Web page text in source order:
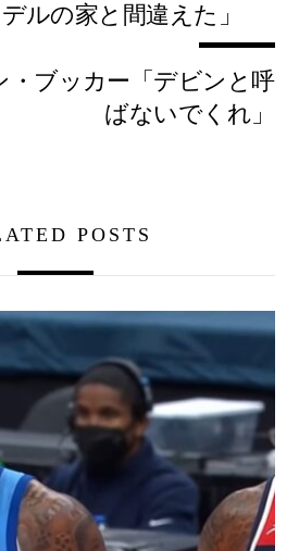
ルの家と間違えた」
・ブッカー「デビンと呼
ばないでくれ」
POSTS